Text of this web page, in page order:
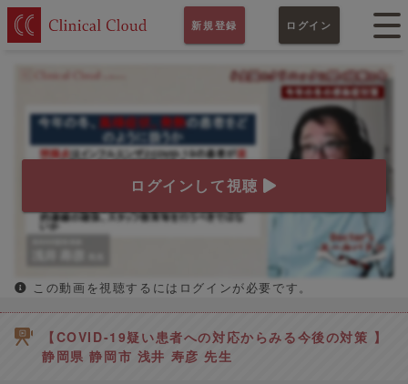
新規登録 ログイン
ログインして視聴
この動画を視聴するにはログインが必要です。
【COVID-19疑い患者への対応からみる今後の対策 】
静岡県 静岡市 浅井 寿彦 先生